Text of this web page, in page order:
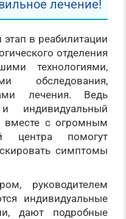
лечение!
в реабилитации
отделения
технологиями,
обследования,
лечения. Ведь
индивидуальный
вместе с огромным
центра помогут
симптомы
руководителем
индивидуальные
дают подробные